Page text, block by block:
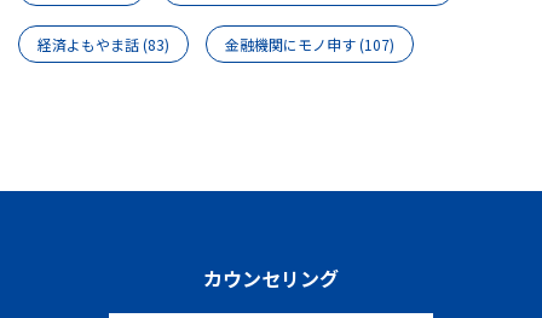
経済よもやま話(83) 金融機関にモノ申す(107)
カウンセリング